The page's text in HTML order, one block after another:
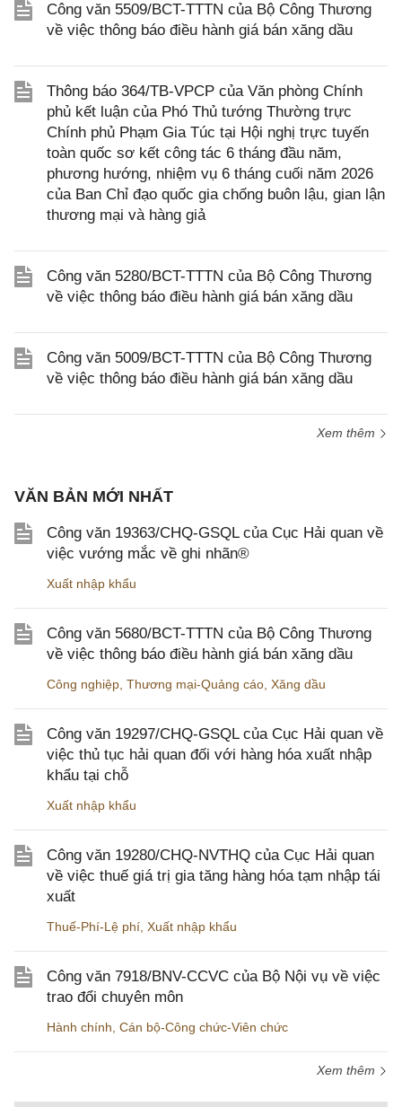
Công văn 5509/BCT-TTTN của Bộ Công Thương
về việc thông báo điều hành giá bán xăng dầu
Thông báo 364/TB-VPCP của Văn phòng Chính
phủ kết luận của Phó Thủ tướng Thường trực
Chính phủ Phạm Gia Túc tại Hội nghị trực tuyến
toàn quốc sơ kết công tác 6 tháng đầu năm,
phương hướng, nhiệm vụ 6 tháng cuối năm 2026
của Ban Chỉ đạo quốc gia chống buôn lậu, gian lận
thương mại và hàng giả
Công văn 5280/BCT-TTTN của Bộ Công Thương
về việc thông báo điều hành giá bán xăng dầu
Công văn 5009/BCT-TTTN của Bộ Công Thương
về việc thông báo điều hành giá bán xăng dầu
Xem thêm
VĂN BẢN MỚI NHẤT
Công văn 19363/CHQ-GSQL của Cục Hải quan về
việc vướng mắc về ghi nhãn®
Xuất nhập khẩu
Công văn 5680/BCT-TTTN của Bộ Công Thương
về việc thông báo điều hành giá bán xăng dầu
Công nghiệp Thương mại-Quảng cáo Xăng dầu
Công văn 19297/CHQ-GSQL của Cục Hải quan về
việc thủ tục hải quan đối với hàng hóa xuất nhập
khẩu tại chỗ
Xuất nhập khẩu
Công văn 19280/CHQ-NVTHQ của Cục Hải quan
về việc thuế giá trị gia tăng hàng hóa tạm nhập tái
xuất
Thuế-Phí-Lệ phí Xuất nhập khẩu
Công văn 7918/BNV-CCVC của Bộ Nội vụ về việc
trao đổi chuyên môn
Hành chính Cán bộ-Công chức-Viên chức
Xem thêm